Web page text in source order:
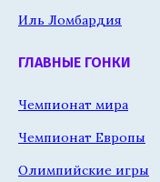
Иль Ломбардия
ГЛАВНЫЕ ГОНКИ
Чемпионат мира
Чемпионат Европы
Олимпийские игры